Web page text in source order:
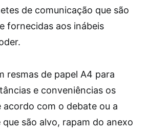
de comunicação que são
fornecidas aos inábeis
resmas de papel A4 para
e conveniências os
acordo com o debate ou a
são alvo, rapam do anexo